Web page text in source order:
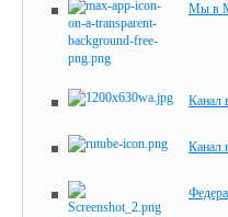
Мы в
Канал
Канал